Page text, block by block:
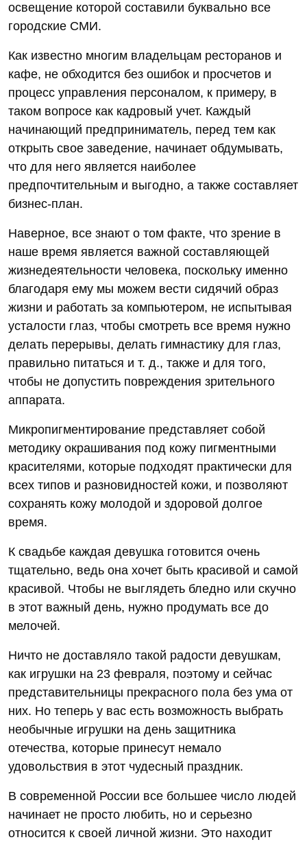
освещение которой составили буквально все
городские СМИ.
Как известно многим владельцам ресторанов и
кафе, не обходится без ошибок и просчетов и
процесс управления персоналом, к примеру, в
таком вопросе как кадровый учет. Каждый
начинающий предприниматель, перед тем как
открыть свое заведение, начинает обдумывать,
что для него является наиболее
предпочтительным и выгодно, а также составляет
бизнес-план.
Наверное, все знают о том факте, что зрение в
наше время является важной составляющей
жизнедеятельности человека, поскольку именно
благодаря ему мы можем вести сидячий образ
жизни и работать за компьютером, не испытывая
усталости глаз, чтобы смотреть все время нужно
делать перерывы, делать гимнастику для глаз,
правильно питаться и т. д., также и для того,
чтобы не допустить повреждения зрительного
аппарата.
Микропигментирование представляет собой
методику окрашивания под кожу пигментными
красителями, которые подходят практически для
всех типов и разновидностей кожи, и позволяют
сохранять кожу молодой и здоровой долгое
время.
К свадьбе каждая девушка готовится очень
тщательно, ведь она хочет быть красивой и самой
красивой. Чтобы не выглядеть бледно или скучно
в этот важный день, нужно продумать все до
мелочей.
Ничто не доставляло такой радости девушкам,
как игрушки на 23 февраля, поэтому и сейчас
представительницы прекрасного пола без ума от
них. Но теперь у вас есть возможность выбрать
необычные игрушки на день защитника
отечества, которые принесут немало
удовольствия в этот чудесный праздник.
В современной России все большее число людей
начинает не просто любить, но и серьезно
относится к своей личной жизни. Это находит